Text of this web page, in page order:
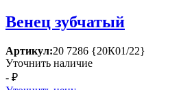
Венец зубчатый
Артикул:20 7286 {20К01/22}
Уточнить наличие
- ₽